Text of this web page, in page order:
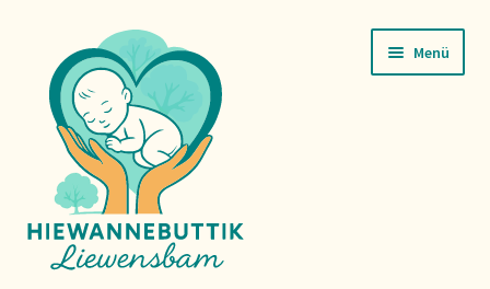
Navigation
springen
Inhalt
springen
Menü